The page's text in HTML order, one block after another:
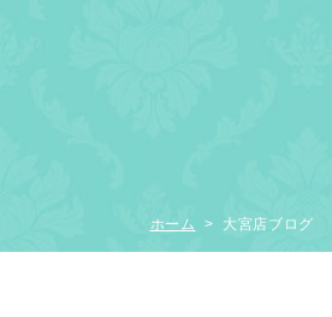
ホーム > 大宮店ブログ